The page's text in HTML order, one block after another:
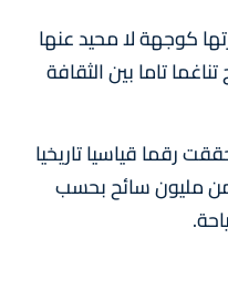
كوجهة لا محيد عنها
تاما بين الثقافة
رقما قياسيا تاريخيا
خلال سنة 2024 أزيد من مليون سائح بحسب